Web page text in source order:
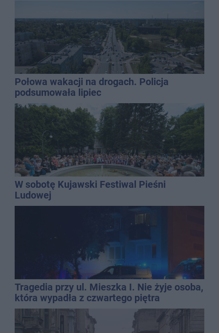
Połowa wakacji na drogach. Policja
podsumowała lipiec
W sobotę Kujawski Festiwal Pieśni
Ludowej
Tragedia przy ul. Mieszka I. Nie żyje osoba,
która wypadła z czwartego piętra